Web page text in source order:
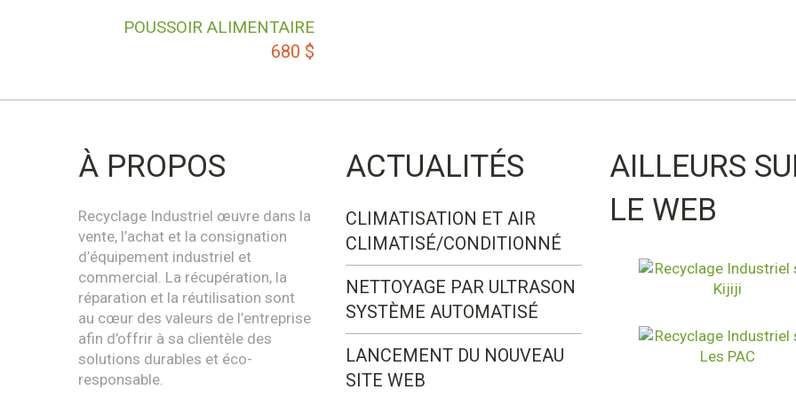
POUSSOIR ALIMENTAIRE
680 $
À PROPOS
Recyclage Industriel œuvre dans la
vente, l’achat et la consignation
d’équipement industriel et
commercial. La récupération, la
réparation et la réutilisation sont
au cœur des valeurs de l’entreprise
afin d’offrir à sa clientèle des
solutions durables et éco-
responsable.
ACTUALITÉS
CLIMATISATION ET AIR
CLIMATISÉ/CONDITIONNÉ
NETTOYAGE PAR ULTRASON
SYSTÈME AUTOMATISÉ
LANCEMENT DU NOUVEAU
SITE WEB
AILLEURS
LE WEB